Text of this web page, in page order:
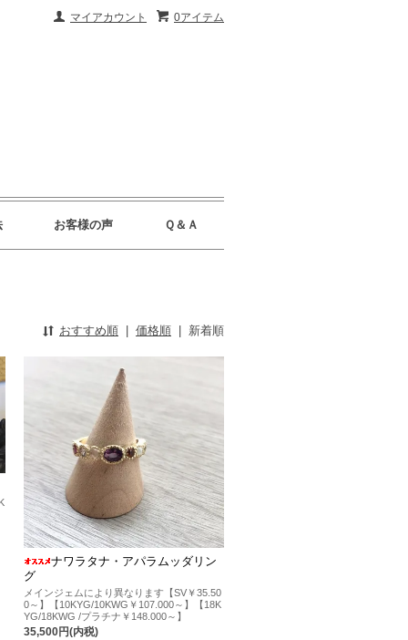
0アイテム
マイアカウント
お客様の声 Ｑ＆Ａ
おすすめ順 | 価格順 | 新着順
ナワラタナ・アパラムッダリン
グ
メインジェムにより異なります【SV￥35.50
0～】【10KYG/10KWG￥107.000～】【18K
YG/18KWG /プラチナ￥148.000～】
35,500円(内税)